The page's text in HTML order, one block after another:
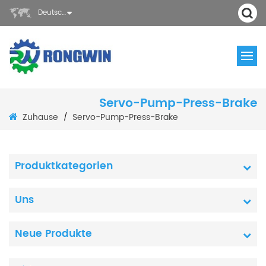
Deutsch
Servo-Pump-Press-Brake
Zuhause / Servo-Pump-Press-Brake
Produktkategorien
Uns
Neue Produkte